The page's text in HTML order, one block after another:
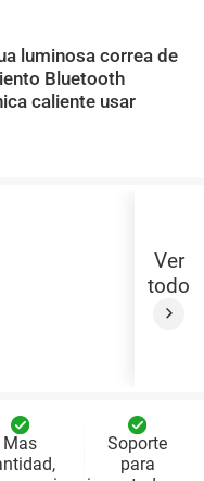
luminosa correa de
Bluetooth
caliente usar
Ver
todo
Mas
Soporte
para